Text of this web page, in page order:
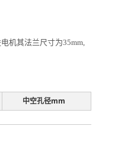
机其法兰尺寸为35mm,
中空孔径mm